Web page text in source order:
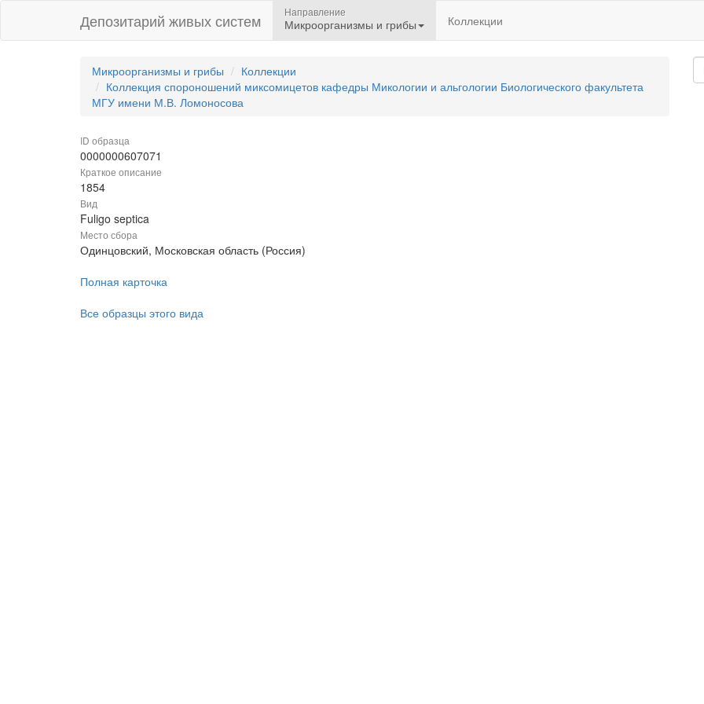
Депозитарий живых систем Направление
Микроорганизмы и грибы Коллекции
Микроорганизмы и грибы
Коллекции
Коллекция спороношений миксомицетов кафедры Микологии и альгологии Биологического факультета
МГУ имени М.В. Ломоносова
ID образца
0000000607071
Краткое описание
1854
Вид
Fuligo septica
Место сбора
Одинцовский, Московская область (Россия)
Полная карточка
Все образцы этого вида